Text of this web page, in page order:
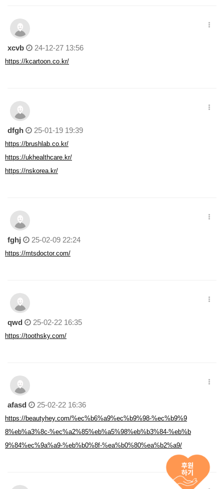
xcvb 24-12-27 13:56
https://kcartoon.co.kr/
dfgh 25-01-19 19:39
https://brushlab.co.kr/
https://ukhealthcare.kr/
https://nskorea.kr/
fghj 25-02-09 22:24
https://mtsdoctor.com/
qwd 25-02-22 16:35
https://toothsky.com/
afasd 25-02-22 16:36
https://beautyhey.com/%ec%b6%a9%ec%b9%98-%ec%b9%9
8%eb%a3%8c-%ec%a2%85%eb%a5%98%eb%b3%84-%eb%b
9%84%ec%9a%a9-%eb%b0%8f-%ea%b0%80%ea%b2%a9/